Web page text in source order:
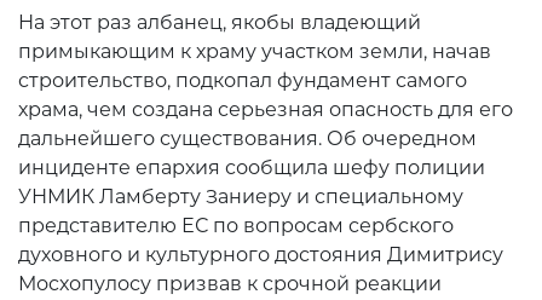
На этот раз албанец, якобы владеющий
примыкающим к храму участком земли, начав
строительство, подкопал фундамент самого
храма, чем создана серьезная опасность для его
дальнейшего существования. Об очередном
инциденте епархия сообщила шефу полиции
УНМИК Ламберту Заниеру и специальному
представителю ЕС по вопросам сербского
духовного и культурного достояния Димитрису
Мосхопулосу призвав к срочной реакции